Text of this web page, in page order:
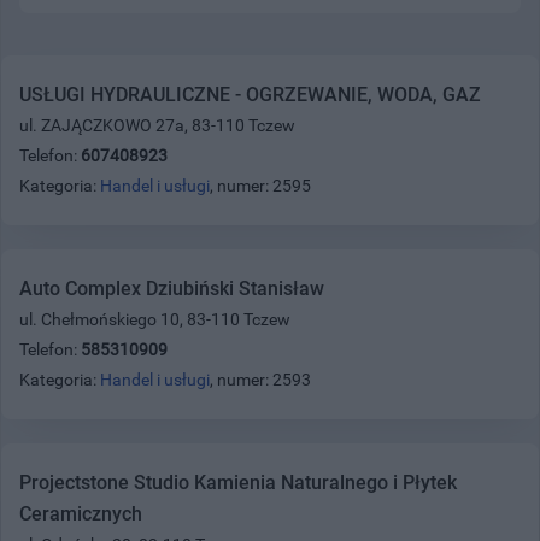
USŁUGI HYDRAULICZNE - OGRZEWANIE, WODA, GAZ
ul. ZAJĄCZKOWO 27a, 83-110 Tczew
Telefon: 607408923
Kategoria: Handel i usługi, numer: 2595
Auto Complex Dziubiński Stanisław
ul. Chełmońskiego 10, 83-110 Tczew
Telefon: 585310909
Kategoria: Handel i usługi, numer: 2593
Projectstone Studio Kamienia Naturalnego i Płytek
Ceramicznych